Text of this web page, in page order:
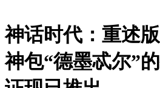
神话时代：重述
神包“德墨忒尔”